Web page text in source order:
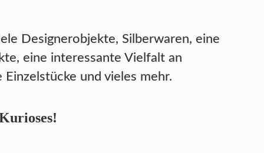
Designerobjekte, Silberwaren, eine
eine interessante Vielfalt an
und vieles mehr.